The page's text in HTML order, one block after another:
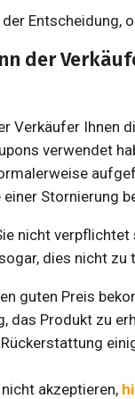
Entscheidung,
der
Verkäufer Ihnen
verwendet
Stornierung
nicht
dies nicht zu
guten Preis
das Produkt zu
akzeptieren,